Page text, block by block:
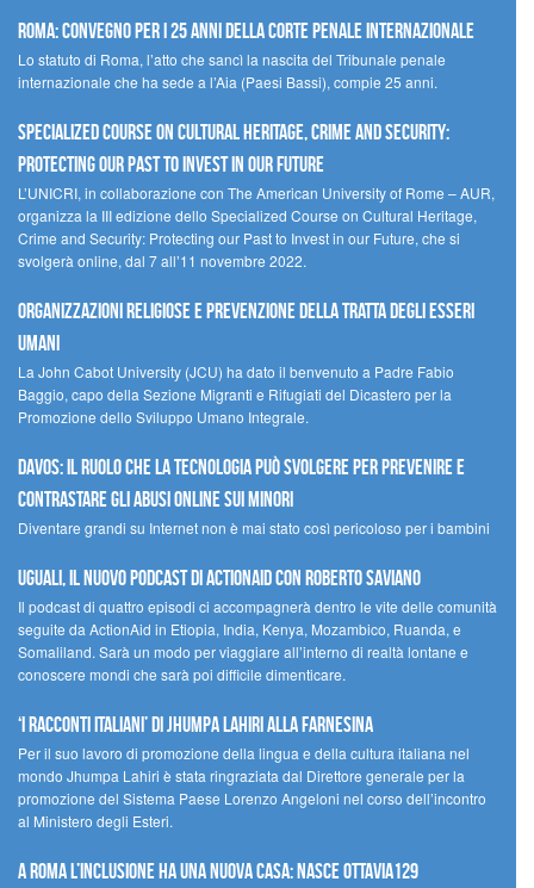
Roma: convegno per i 25 anni della Corte penale internazionale
Lo statuto di Roma, l’atto che sancì la nascita del Tribunale penale
internazionale che ha sede a l’Aia (Paesi Bassi), compie 25 anni.
Specialized Course on Cultural Heritage, Crime and Security:
Protecting our Past to Invest in our Future
L’UNICRI, in collaborazione con The American University of Rome – AUR,
organizza la III edizione dello Specialized Course on Cultural Heritage,
Crime and Security: Protecting our Past to Invest in our Future, che si
svolgerà online, dal 7 all’11 novembre 2022.
Organizzazioni religiose e prevenzione della tratta degli esseri
umani
La John Cabot University (JCU) ha dato il benvenuto a Padre Fabio
Baggio, capo della Sezione Migranti e Rifugiati del Dicastero per la
Promozione dello Sviluppo Umano Integrale.
Davos: il ruolo che la tecnologia può svolgere per prevenire e
contrastare gli abusi online sui minori
Diventare grandi su Internet non è mai stato così pericoloso per i bambini
UGUALI, il nuovo podcast di ACTIONAID con Roberto Saviano
Il podcast di quattro episodi ci accompagnerà dentro le vite delle comunità
seguite da ActionAid in Etiopia, India, Kenya, Mozambico, Ruanda, e
Somaliland. Sarà un modo per viaggiare all’interno di realtà lontane e
conoscere mondi che sarà poi difficile dimenticare.
‘I racconti italiani’ di Jhumpa Lahiri alla Farnesina
Per il suo lavoro di promozione della lingua e della cultura italiana nel
mondo Jhumpa Lahiri è stata ringraziata dal Direttore generale per la
promozione del Sistema Paese Lorenzo Angeloni nel corso dell’incontro
al Ministero degli Esteri.
A Roma l’inclusione ha una nuova casa: nasce Ottavia129